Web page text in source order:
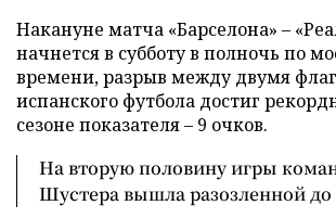
Накануне матча «Барселона» –
начнется в субботу в полночь по
времени, разрыв между двумя
испанского футбола достиг
сезоне показателя – 9 очков.
На вторую половину игры
Шустера вышла разозленной до